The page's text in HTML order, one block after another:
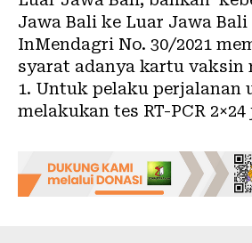
Jawa Bali ke Luar Jawa Bali
InMendagri No. 30/2021
syarat adanya kartu vaksin
1. Untuk pelaku perjalanan
melakukan tes RT-PCR 2×24